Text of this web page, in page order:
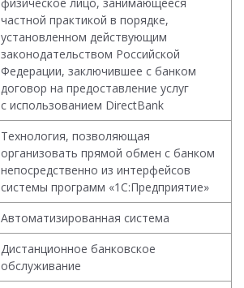
частной практикой в порядке,
установленном действующим
законодательством Российской
Федерации, заключившее с банком
договор на предоставление услуг
с использованием DirectBank
Технология, позволяющая
организовать прямой обмен с банком
непосредственно из интерфейсов
системы программ «1С:Предприятие»
Автоматизированная система
Дистанционное банковское
обслуживание